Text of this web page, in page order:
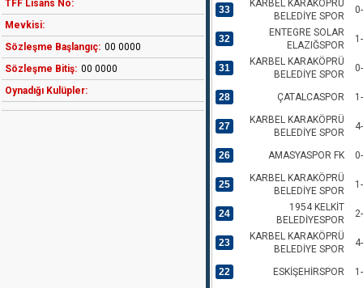
TFF Lisans No:
Mevkisi:
Sözleşme Başlangıç: 00 0000
Sözleşme Bitiş: 00 0000
Oynadığı Kulüpler:
33
KARBEL KARAKÖPRÜ
BELEDİYE SPOR
32
ENTEGRE SOLAR
ELAZIĞSPOR
31
KARBEL KARAKÖPRÜ
BELEDİYE SPOR
28 ÇATALCASPOR
27
KARBEL KARAKÖPRÜ
BELEDİYE SPOR
26 AMASYASPOR FK
25
KARBEL KARAKÖPRÜ
BELEDİYE SPOR
24
1954 KELKİT
BELEDİYESPOR
23
KARBEL KARAKÖPRÜ
BELEDİYE SPOR
22 ESKİŞEHİRSPOR